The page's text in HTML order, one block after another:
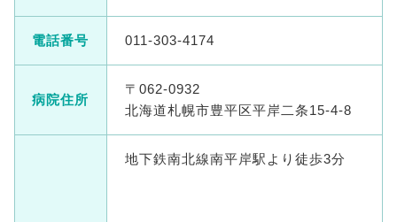
電話番号 011-303-4174
病院住所
〒062-0932
北海道札幌市豊平区平岸二条15-4-8
地下鉄南北線南平岸駅より徒歩3分